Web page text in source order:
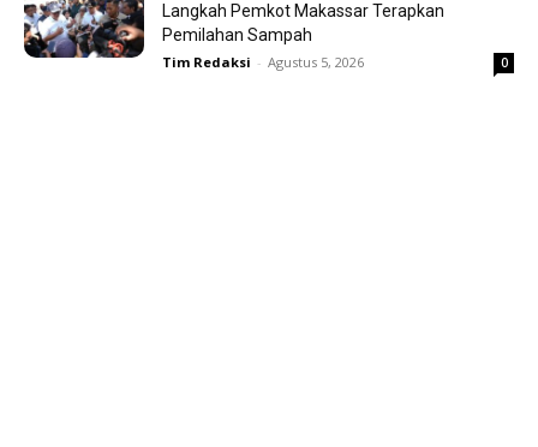
Langkah Pemkot Makassar Terapkan
Pemilahan Sampah
Tim Redaksi - Agustus 5, 2026 0